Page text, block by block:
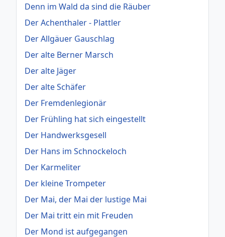
Denn im Wald da sind die Räuber
Der Achenthaler - Plattler
Der Allgäuer Gauschlag
Der alte Berner Marsch
Der alte Jäger
Der alte Schäfer
Der Fremdenlegionär
Der Frühling hat sich eingestellt
Der Handwerksgesell
Der Hans im Schnockeloch
Der Karmeliter
Der kleine Trompeter
Der Mai, der Mai der lustige Mai
Der Mai tritt ein mit Freuden
Der Mond ist aufgegangen